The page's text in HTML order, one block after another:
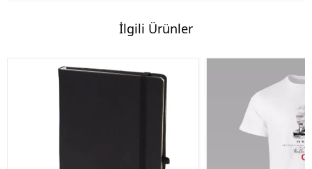
İlgili Ürünler